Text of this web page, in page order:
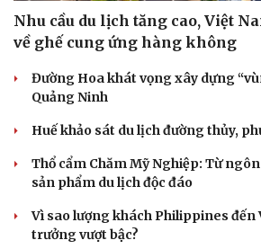
Nhu cầu du lịch tăng cao, Việt
về ghế cung ứng hàng không
Đường Hoa khát vọng xây dựng
Quảng Ninh
Huế khảo sát du lịch đường thủy,
Thổ cẩm Chăm Mỹ Nghiệp: Từ
sản phẩm du lịch độc đáo
Vì sao lượng khách Philippines đến
trưởng vượt bậc?